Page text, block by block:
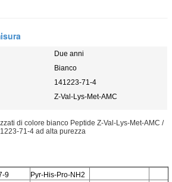
Due anni
Bianco
141223-71-4
Z-Val-Lys-Met-AMC
di colore bianco Peptide Z-Val-Lys-Met-AMC /
71-4 ad alta purezza
9 Pyr-His-Pro-NH2